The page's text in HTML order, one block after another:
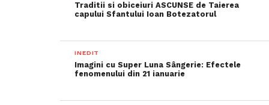
Traditii si obiceiuri ASCUNSE de Taierea
capului Sfantului Ioan Botezatorul
INEDIT
Imagini cu Super Luna Sângerie: Efectele
fenomenului din 21 ianuarie